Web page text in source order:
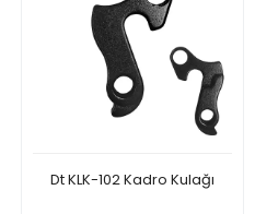
Dt KLK-102 Kadro Kulağı